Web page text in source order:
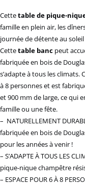
Cettetable de pique-
famille en plein air, les
journée de détente au soleil
Cettetable banc peut
fabriquée en bois de
s’adapte à tous les climats.
à 8 personnes et est
et 900 mm de large, ce qui
famille ou une fête.
– NATURELLEMENT
fabriquée en bois de
pour les années à venir !
– S’ADAPTE À TOUS LES
pique-nique champêtre
– ESPACE POUR 6 À 8